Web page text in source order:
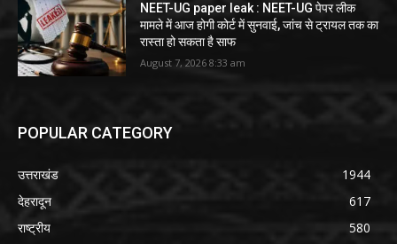
NEET-UG paper leak : NEET-UG पेपर लीक
मामले में आज होगी कोर्ट में सुनवाई, जांच से ट्रायल तक का
रास्ता हो सकता है साफ
August 7, 2026 8:33 am
POPULAR CATEGORY
उत्तराखंड
1944
देहरादून
617
राष्ट्रीय
580